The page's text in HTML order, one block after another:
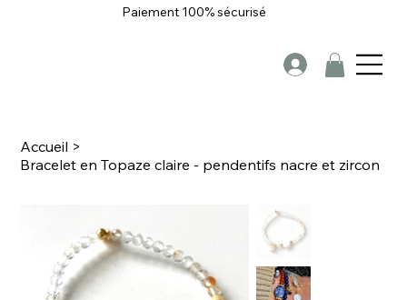
Paiement 100% sécurisé
Accueil >
Bracelet en Topaze claire - pendentifs nacre et zircon